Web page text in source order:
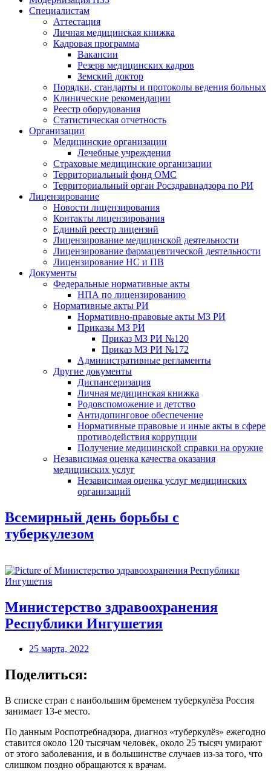
Специалистам
Аттестация
Личная медицинская книжка
Кадровая программа
Вакансии
Резерв медицинских кадров
Земский доктор
Порядки, стандарты и протоколы ведения больных
Клинические рекомендации
Реестр оборудования
Статистическая отчетность
Организации
Медицинские организации
Лечебные учреждения
Страховые медицинские организации
Территориальный фонд ОМС
Территориальный орган Росздравнадзора по РИ
Лицензирование
Новости лицензирования
Контакты лицензирования
Единый реестр лицензий
Лицензирование медицинской деятельности
Лицензирование фармацевтической деятельности
Лицензирование НС и ПВ
Документы
Федеральные нормативные акты
НПА по лицензированию
Нормативные акты РИ
Нормативно-правовые акты МЗ РИ
Приказы МЗ РИ
Приказ МЗ РИ №120
Приказ МЗ РИ №172
Административные регламенты
Другие документы
Диспансеризация
Личная медицинская книжка
Родовспоможение и детство
Антидопинговое обеспечение
Нормативные правовые и иные акты в сфере
противодействия коррупции
Получение медицинской справки на оружие
Независимая оценка качества оказания
медицинских услуг
Независимая оценка услуг медицинскиx
организаций
Всемирный день борьбы с
туберкулезом
Министерство здравоохранения
Республики Ингушетия
25 марта, 2022
Поделиться:
В списке стран с наибольшим бременем туберкулёза Россия
занимает 13-е место.
По данным Роспотребнадзора, диагноз «туберкулёз» ежегодно
ставится около 120 тысячам человек, около 25 тысяч умирают
от этого заболевания, и в большинстве случаев из-за того, что
слишком поздно обращаются к врачам.